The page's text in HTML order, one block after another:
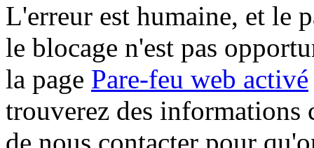
L'erreur est humaine, et le
le blocage n'est pas
la page Pare-feu web activé
trouverez des informations